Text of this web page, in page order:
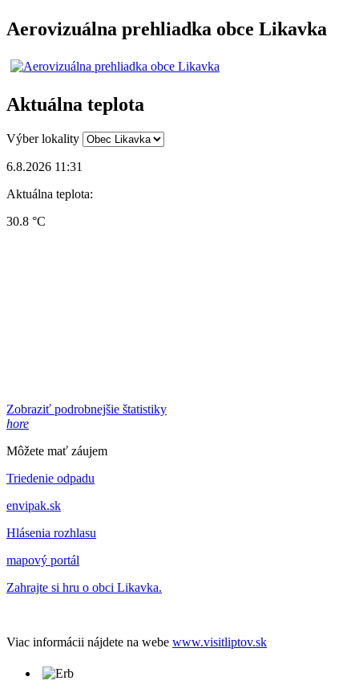
Aerovizuálna prehliadka obce Likavka
Aktuálna teplota
Výber lokality
6.8.2026 11:31
Aktuálna teplota:
30.8 °C
Zobraziť podrobnejšie štatistiky
hore
Môžete mať záujem
Triedenie odpadu
envipak.sk
Hlásenia rozhlasu
mapový portál
Zahrajte si hru o obci Likavka.
Viac informácii nájdete na webe www.visitliptov.sk